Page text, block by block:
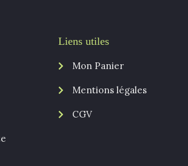
Liens utiles
Mon Panier
Mentions légales
CGV